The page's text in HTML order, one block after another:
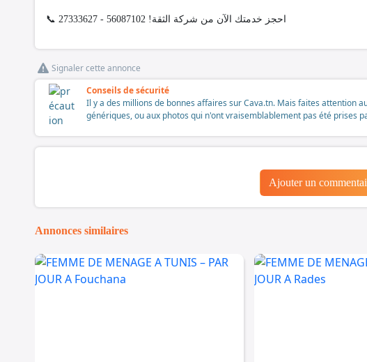
📞 احجز خدمتك الآن من شركة الثقة! 56087102 - 27333627
Signaler cette annonce
Conseils de sécurité
Il y a des millions de bonnes affaires sur Cava.tn. Mais faites attention
génériques, ou aux photos qui n'ont vraisemblablement pas été prises
Ajouter un
Annonces similaires